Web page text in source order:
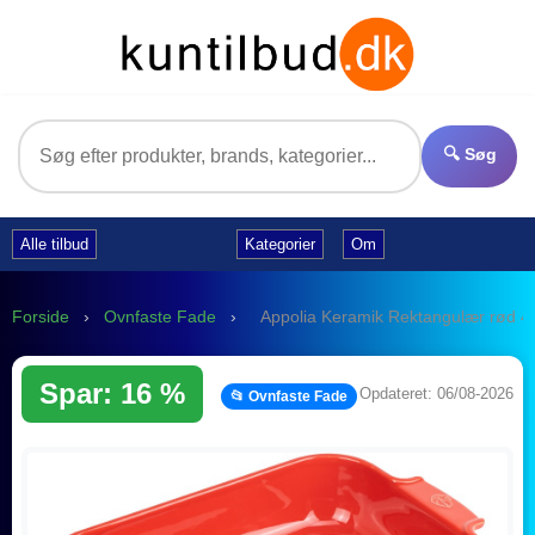
🔍 Søg
Alle tilbud Kategorier Om
Forside › Ovnfaste Fade › Appolia Keramik Rektangulær rød
Spar: 16 % 📂 Ovnfaste Fade Opdateret: 06/08-2026